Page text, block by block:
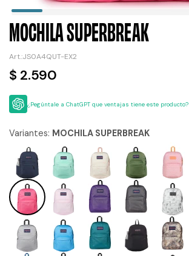
MOCHILA SUPERBREAK
JS0A4QUT-EX2
$ 2.590
¿Pegúntale a ChatGPT que ventajas tiene este producto?
Variantes: MOCHILA SUPERBREAK